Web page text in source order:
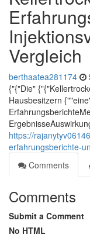
Vergleich
berthaatea281174
{"{"Die"
Hausbesitzern
https://
erfahrungsberichte-
Comments
Comments
Submit a Comment
No HTML